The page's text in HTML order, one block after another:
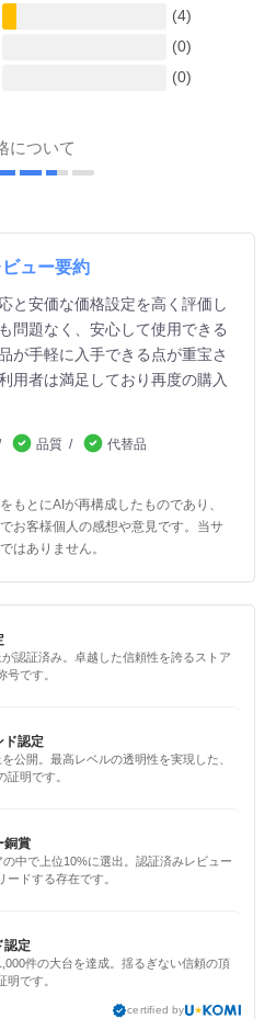
(4)
(0)
(0)
について
ュー要約
と安価な価格設定を高く評価し
問題なく、安心して使用できる
が手軽に入手できる点が重宝さ
用者は満足しており再度の購入
品質
代替品
もとにAIが再構成したものであり、
お客様個人の感想や意見です。当サ
はありません。
認証済み。卓越した信頼性を誇るストア
号です。
ド認定
公開。最高レベルの透明性を実現した、
証明です。
銅賞
中で上位10%に選出。認証済みレビュー
ードする存在です。
認定
件の大台を達成。揺るぎない信頼の頂
明です。
certified by